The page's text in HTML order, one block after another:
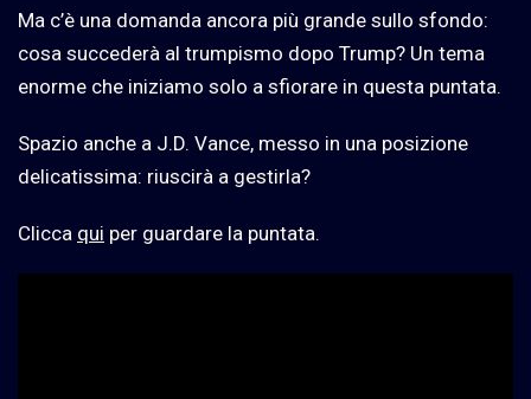
Ma c’è una domanda ancora più grande sullo sfondo:
cosa succederà al trumpismo dopo Trump? Un tema
enorme che iniziamo solo a sfiorare in questa puntata.
Spazio anche a J.D. Vance, messo in una posizione
delicatissima: riuscirà a gestirla?
Clicca qui per guardare la puntata.